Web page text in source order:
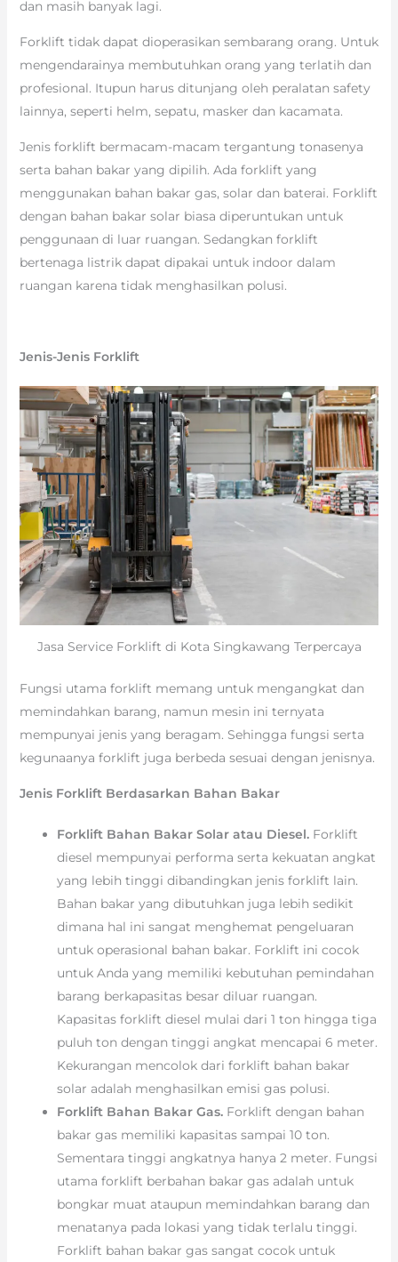
dan masih banyak lagi.
Forklift tidak dapat dioperasikan sembarang orang. Untuk
mengendarainya membutuhkan orang yang terlatih dan
profesional. Itupun harus ditunjang oleh peralatan safety
lainnya, seperti helm, sepatu, masker dan kacamata.
Jenis forklift bermacam-macam tergantung tonasenya
serta bahan bakar yang dipilih. Ada forklift yang
menggunakan bahan bakar gas, solar dan baterai. Forklift
dengan bahan bakar solar biasa diperuntukan untuk
penggunaan di luar ruangan. Sedangkan forklift
bertenaga listrik dapat dipakai untuk indoor dalam
ruangan karena tidak menghasilkan polusi.
Jenis-Jenis Forklift
Jasa Service Forklift di Kota Singkawang Terpercaya
Fungsi utama forklift memang untuk mengangkat dan
memindahkan barang, namun mesin ini ternyata
mempunyai jenis yang beragam. Sehingga fungsi serta
kegunaanya forklift juga berbeda sesuai dengan jenisnya.
Jenis Forklift Berdasarkan Bahan Bakar
Forklift Bahan Bakar Solar atau Diesel. Forklift
diesel mempunyai performa serta kekuatan angkat
yang lebih tinggi dibandingkan jenis forklift lain.
Bahan bakar yang dibutuhkan juga lebih sedikit
dimana hal ini sangat menghemat pengeluaran
untuk operasional bahan bakar. Forklift ini cocok
untuk Anda yang memiliki kebutuhan pemindahan
barang berkapasitas besar diluar ruangan.
Kapasitas forklift diesel mulai dari 1 ton hingga tiga
puluh ton dengan tinggi angkat mencapai 6 meter.
Kekurangan mencolok dari forklift bahan bakar
solar adalah menghasilkan emisi gas polusi.
Forklift Bahan Bakar Gas. Forklift dengan bahan
bakar gas memiliki kapasitas sampai 10 ton.
Sementara tinggi angkatnya hanya 2 meter. Fungsi
utama forklift berbahan bakar gas adalah untuk
bongkar muat ataupun memindahkan barang dan
menatanya pada lokasi yang tidak terlalu tinggi.
Forklift bahan bakar gas sangat cocok untuk